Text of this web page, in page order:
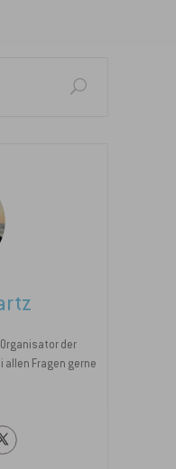
der
allen Fragen gerne